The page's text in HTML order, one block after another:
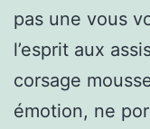
pas une vous
l’esprit aux
corsage
émotion, ne